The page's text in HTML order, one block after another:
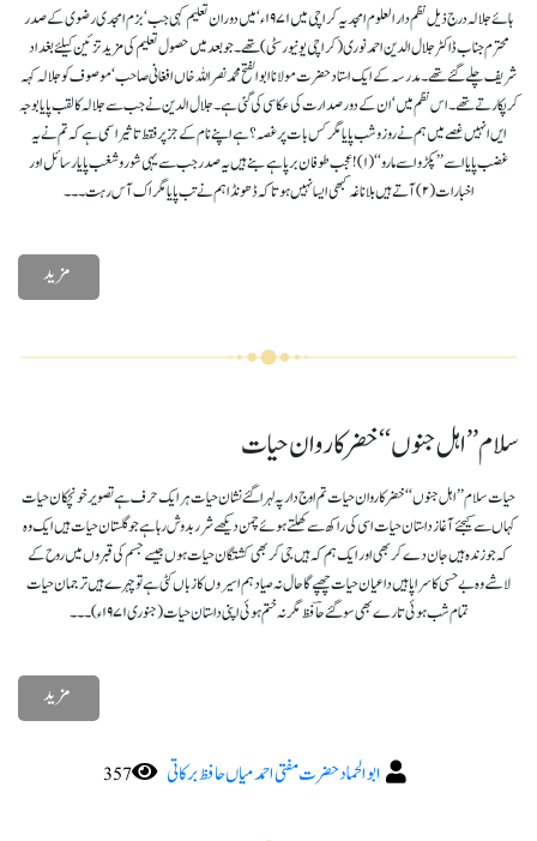
ہائے جلالہ درج ذیل نظم دار العلوم امجدیہ کراچی میں ۱۹۷۱ء ‘ میں دوران تعلیم کہی جب ‘ بزم امجدی رضوی کے صدر
محترم جناب ڈاکٹر جلال الدین احمد نوری (کراچی یونیورسٹی)تھے۔ جو بعد میں حصول تعلیم کی مزید تزئین کیلئے بغداد
شریف چلے گئے تھے۔ مدرسہ کے ایک استاد حضرت مولانا ابوالفتح محمد نصر اللہ خاں افغانی صاحب ‘ موصوف کو جلالہ کہہ
کر پکارتے تھے ۔ اس نظم میں ‘ ان کے دور صدارت کی عکا سی کی گئی ہے۔ جلال الدین نے جب سے جلالہ کا لقب پایا بوجہ
ایں انہیں غصے میں ہم نے روز وشب پایا مگر کس بات پر غصہ ؟ہے اپنے نام کے جز پر فقط تاثیر اسمی ہے کہ تم نے یہ
غضب پایا اسے ’’پکڑو اسے مارو‘‘(۱) ! عجب طوفان برپا ہے بنے ہیں یہ صدر جب سے یہی شور و شغب پایا رسائل اور
اخبارات (۲) آتے ہیں بلا ناغہ کبھی ایسا نہیں ہوتا کہ ڈھونڈا ہم نے تب پایا مگر اک آس رہت۔۔۔
مزید
سلام ’’اہل جنوں‘‘ خضر کاروان حیات
حیات سلام ’’اہل جنوں‘‘ خضر کاروان حیات تم اوج دار پہ لہرا گئے نشان حیات ہر ایک حرف ہے تصویر خونچکان حیات
کہاں سے کیجئے آغاز داستان حیات اسی کی راکھ سے کھلتے ہوئے چمن دیکھے شرر بدوش رہا ہے جو گلستان حیات ہیں ایک وہ
کہ جو زندہ ہیں جان دے کر بھی اور ایک ہم کہ ہیں جی کر بھی کشتگان حیات ہوں جیسے جسم کی قبروں میں روح کے
لاشے وہ بے حسی کا سراپا ہیں داعیان حیات چھپے گا حال نہ صیاد ہم اسیروں کا زباں کٹی ہے تو چہرے ہیں ترجمان حیات
تمام شب ہوئی تارے بھی سوگئے حاؔفظ مگر نہ ختم ہوئی اپنی داستان حیات (جنوری ۱۹۷۱ء)۔۔۔
مزید
ابو الحماد حضرت مفتی احمد میاں حافظ برکاتی